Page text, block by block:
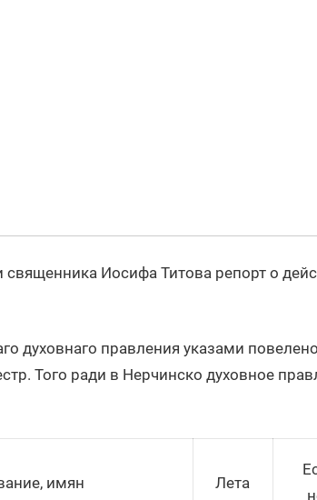
Иосифа Титова репорт о
духовнаго правления указами
Того ради в Нерчинско духовное
имян Лета